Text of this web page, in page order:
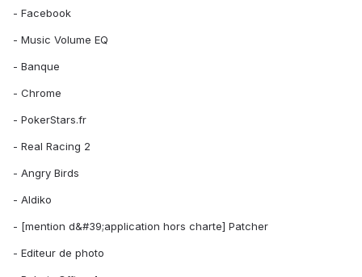
- Facebook
- Music Volume EQ
- Banque
- Chrome
- PokerStars.fr
- Real Racing 2
- Angry Birds
- Aldiko
- [mention d&#39;application hors charte] Patcher
- Editeur de photo